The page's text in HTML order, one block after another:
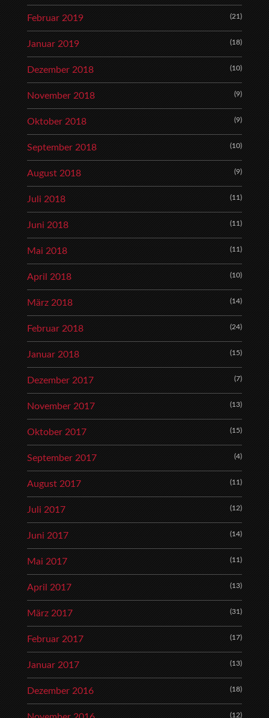
Februar 2019 (21)
Januar 2019 (18)
Dezember 2018 (10)
November 2018 (9)
Oktober 2018 (9)
September 2018 (10)
August 2018 (9)
Juli 2018 (11)
Juni 2018 (11)
Mai 2018 (11)
April 2018 (10)
März 2018 (14)
Februar 2018 (24)
Januar 2018 (15)
Dezember 2017 (7)
November 2017 (13)
Oktober 2017 (15)
September 2017 (4)
August 2017 (11)
Juli 2017 (12)
Juni 2017 (14)
Mai 2017 (11)
April 2017 (13)
März 2017 (31)
Februar 2017 (17)
Januar 2017 (13)
Dezember 2016 (18)
(12)